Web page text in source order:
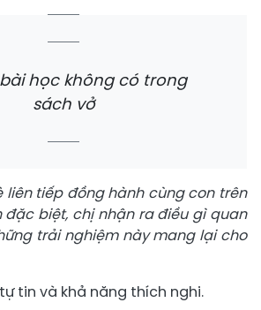
học không có trong
sách vở
liên tiếp đồng hành cùng con trên
đặc biệt, chị nhận ra điều gì quan
trải nghiệm này mang lại cho
tin và khả năng thích nghi.